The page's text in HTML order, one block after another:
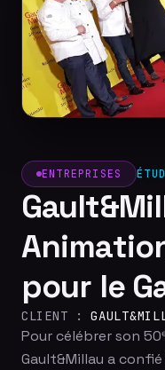
ENTREPRISES
pour le
CLIENT :
Pour célébrer son
Gault&Millau a